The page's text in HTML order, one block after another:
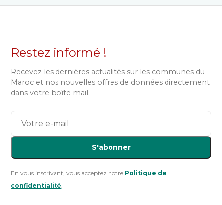
Restez informé !
Recevez les dernières actualités sur les communes du
Maroc et nos nouvelles offres de données directement
dans votre boîte mail.
S'abonner
En vous inscrivant, vous acceptez notre Politique de
confidentialité.